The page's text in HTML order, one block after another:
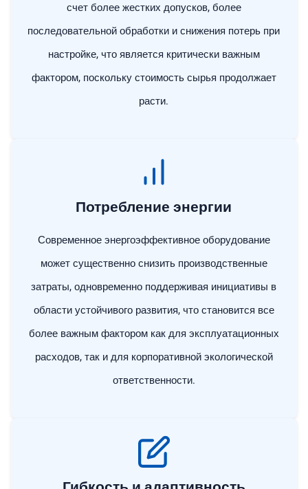
счет более жестких допусков, более
последовательной обработки и снижения потерь при
настройке, что является критически важным
фактором, поскольку стоимость сырья продолжает
расти.
Потребление энергии
Современное энергоэффективное оборудование
может существенно снизить производственные
затраты, одновременно поддерживая инициативы в
области устойчивого развития, что становится все
более важным фактором как для эксплуатационных
расходов, так и для корпоративной экологической
ответственности.